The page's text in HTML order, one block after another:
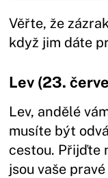
Věřte, že
když jim dáte
Lev (23.
Lev, andělé
musíte být
cestou. Přijďte
jsou vaše